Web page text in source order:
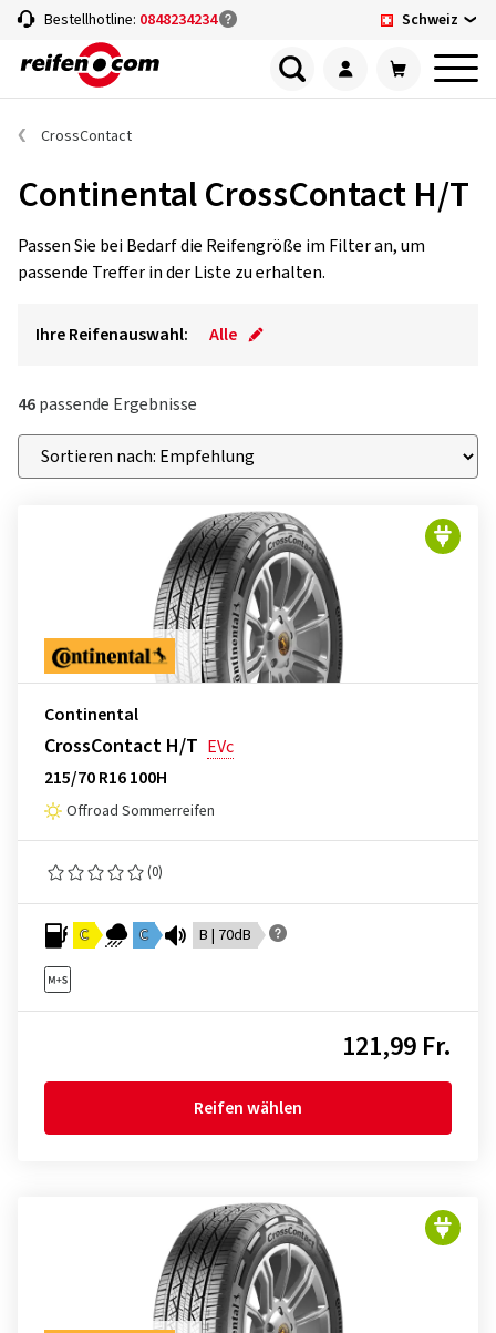
Bestellhotline: 0848234234 Schweiz
CrossContact
Continental CrossContact H/T
Passen Sie bei Bedarf die Reifengröße im Filter an, um
passende Treffer in der Liste zu erhalten.
Ihre Reifenauswahl: Alle
46passende Ergebnisse
Continental
CrossContact H/T EVc
215/70 R16 100H
Offroad Sommerreifen
(0)
C C B | 70dB
121,99 Fr.
Reifen wählen